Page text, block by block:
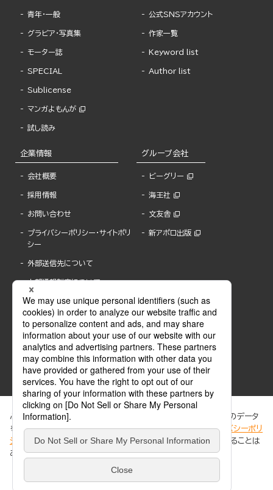
青年・一般
グラビア・写真集
モーター誌
SPECIAL
Sublicense
マンガよもんが
試し読み
公式SNSアカウント
作家一覧
Keyword list
Author list
企業情報
会社概要
採用情報
お問い合わせ
プライバシーポリシー・サイトポリ
シー
外部送信先について
内部通報制度について
グループ会社
ビーグリー
海王社
文友舎
新アポロ出版
ABJマークは、この電子書店・電子書籍配信サービスが、著作権者からコンテンツ使用許諾を
得た正規版配信サービスであることを示す登録商標(登録番号 第6091713号)です。
ABJマークの詳細、ABJマークを掲示しているサービスの一覧はこちら。
ぶんか社が運営するサイトでは、利便性向上のためにCookie等のデータ
を使用しています。 当社のCookieについての詳細は、「プライバシーポリ
シー
」をご覧ください。当サイトでは、訪問者の個人情報を追跡することは
ありません。